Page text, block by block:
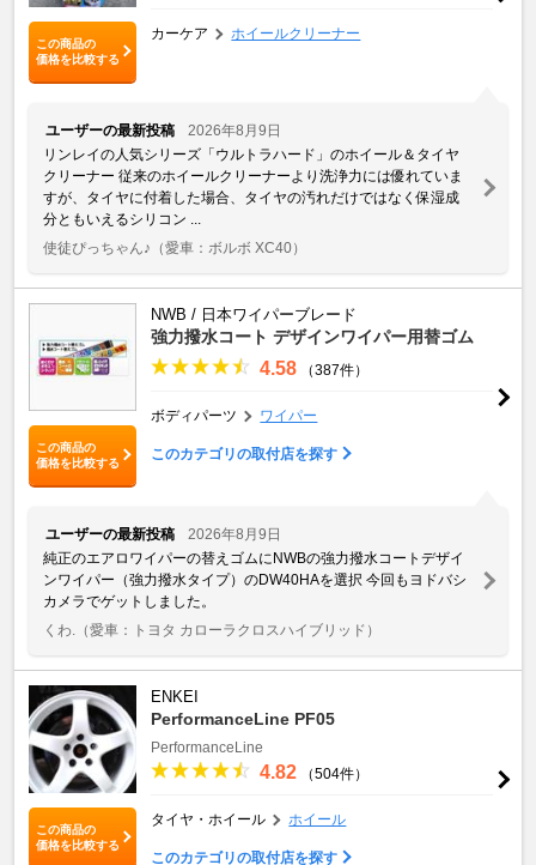
この商品の
価格を比較する
カーケア ホイールクリーナー
ユーザーの最新投稿
2026年8月9日
リンレイの人気シリーズ「ウルトラハード」のホイール＆タイヤ
クリーナー 従来のホイールクリーナーより洗浄力には優れていま
すが、タイヤに付着した場合、タイヤの汚れだけではなく保湿成
分ともいえるシリコン ...
使徒ぴっちゃん♪ （愛車：ボルボ XC40）
この商品の
価格を比較する
NWB / 日本ワイパーブレード
強力撥水コート デザインワイパー用替ゴム
4.58 （387件）
ボディパーツ ワイパー
このカテゴリの取付店を探す
ユーザーの最新投稿
2026年8月9日
純正のエアロワイパーの替えゴムにNWBの強力撥水コートデザイ
ンワイパー（強力撥水タイプ）のDW40HAを選択 今回もヨドバシ
カメラでゲットしました。
くわ.
（愛車：トヨタ カローラクロスハイブリッド）
この商品の
価格を比較する
ENKEI
PerformanceLine PF05
PerformanceLine
4.82 （504件）
タイヤ・ホイール ホイール
このカテゴリの取付店を探す